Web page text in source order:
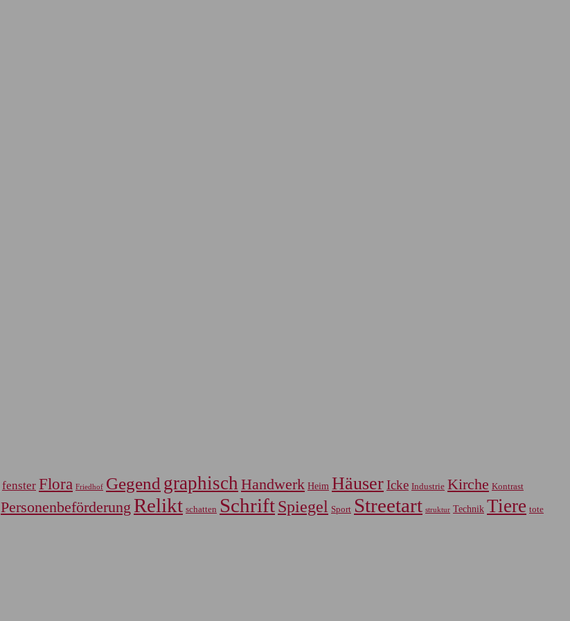
fenster Flora Friedhof Gegend graphisch Handwerk Heim HäuserIcke Industrie Kirche Kontrast
Personenbeförderung Relikt schatten SchriftSpiegel Sport Streetart struktur Technik Tiere tote